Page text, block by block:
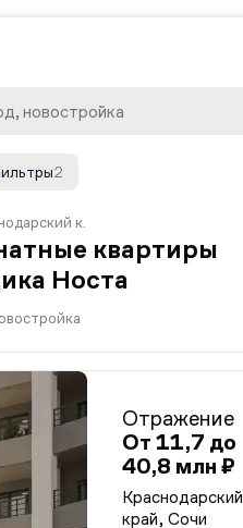
2
к.
квартиры
Носта
Отражение
От 11,7 до
40,8 млн ₽
Краснодарский
край, Сочи